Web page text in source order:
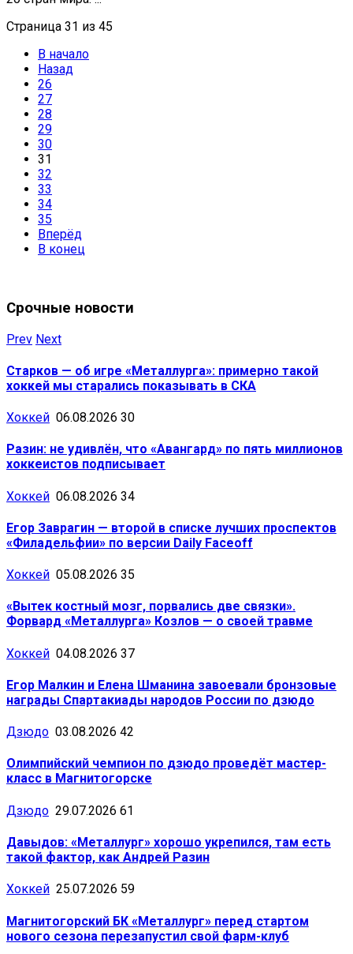
Страница 31 из 45
В начало
Назад
26
27
28
29
30
31
32
33
34
35
Вперёд
В конец
Срочные новости
Prev Next
Старков — об игре «Металлурга»: примерно такой
хоккей мы старались показывать в СКА
Хоккей 06.08.2026 30
Разин: не удивлён, что «Авангард» по пять миллионов
хоккеистов подписывает
Хоккей 06.08.2026 34
Егор Заврагин — второй в списке лучших проспектов
«Филадельфии» по версии Daily Faceoff
Хоккей 05.08.2026 35
«Вытек костный мозг, порвались две связки».
Форвард «Металлурга» Козлов — о своей травме
Хоккей 04.08.2026 37
Егор Малкин и Елена Шманина завоевали бронзовые
награды Спартакиады народов России по дзюдо
Дзюдо 03.08.2026 42
Олимпийский чемпион по дзюдо проведёт мастер-
класс в Магнитогорске
Дзюдо 29.07.2026 61
Давыдов: «Металлург» хорошо укрепился, там есть
такой фактор, как Андрей Разин
Хоккей 25.07.2026 59
Магнитогорский БК «Металлург» перед стартом
нового сезона перезапустил свой фарм-клуб